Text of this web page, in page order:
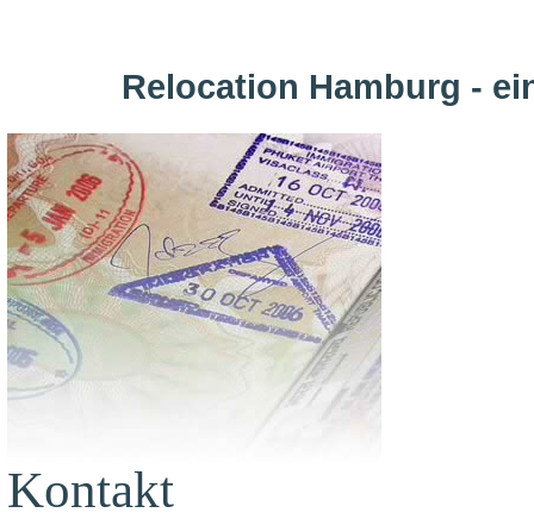
Relocation Hamburg -
Kontakt